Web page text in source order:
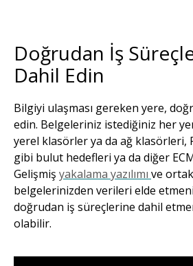
Doğrudan İş
Dahil Edin
Bilgiyi ulaşması gereken yere,
edin. Belgeleriniz istediğiniz her
yerel klasörler ya da ağ klasörleri,
gibi bulut hedefleri ya da diğer
Gelişmiş yakalama yazılımı ve
belgelerinizden verileri elde
doğrudan iş süreçlerine dahil
olabilir.